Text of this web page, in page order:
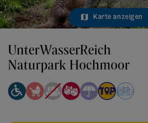
Karte anzeigen
UnterWasserReich
Naturpark Hochmoor